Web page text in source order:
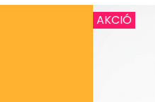
AKCIÓ